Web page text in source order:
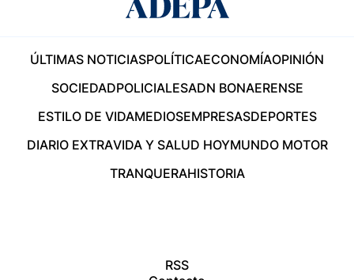
ÚLTIMAS NOTICIASPOLÍTICAECONOMÍAOPINIÓN
SOCIEDADPOLICIALESADN BONAERENSE
ESTILO DE VIDAMEDIOSEMPRESASDEPORTES
DIARIO EXTRAVIDA Y SALUD HOYMUNDO MOTOR
TRANQUERAHISTORIA
RSS